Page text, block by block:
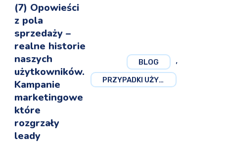
BLOG ,
PRZYPADKI UŻYCIA
(7) Opowieści
z pola
sprzedaży –
realne historie
naszych
użytkowników.
Kampanie
marketingowe
które
rozgrzały
leady